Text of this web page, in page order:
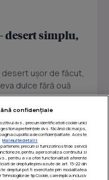
desert simplu,
ușor de făcut,
dulce fără ouă
confidențiale
dvs., precum identificatorii cookie unici
preferințele dvs. făcând clic mai jos,
pagina cu politica de confidențialitate. Aceste
Mai multe detalii
precum si furnizorii nostri de servicii
pentru a personaliza continutul si
pentru a va oferi functionalitati aferente
de drepturile prevazute de art. 15-22 din
drepturi pot fi exercitate prin modalitatea
de tip Cookie, care implica inclusiv